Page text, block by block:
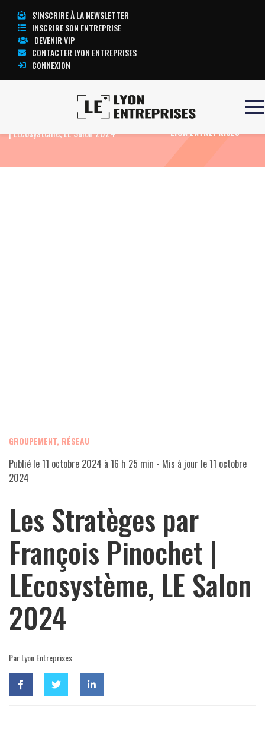
S'INSCRIRE À LA NEWSLETTER
INSCRIRE SON ENTREPRISE
DEVENIR VIP
CONTACTER LYON ENTREPRISES
CONNEXION
Les Stratèges par François Pinochet
| LEcosystème, LE Salon 2024
TOUTE L’ACTUALITÉ
LYON ENTREPRISES
GROUPEMENT, RÉSEAU
Publié le11 octobre 2024 à 16 h 25 min - Mis à jour le11 octobre
2024
Les Stratèges par
François Pinochet |
LEcosystème, LE Salon
2024
Par Lyon Entreprises